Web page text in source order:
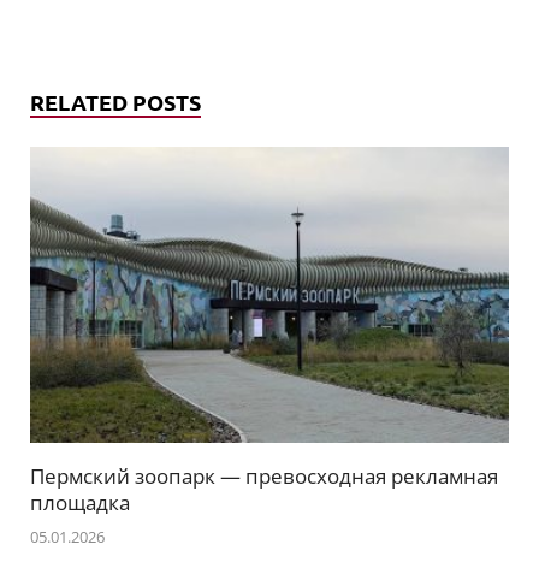
RELATED POSTS
Пермский зоопарк — превосходная рекламная
площадка
05.01.2026